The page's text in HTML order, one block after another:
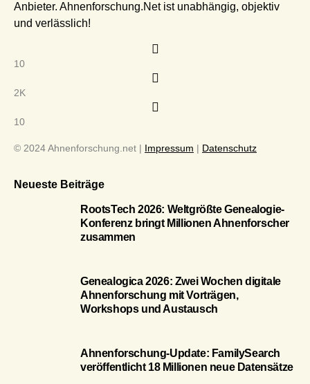
Anbieter. Ahnenforschung.Net ist unabhängig, objektiv
und verlässlich!
10
2K
10
© 2024 Ahnenforschung.net | Impressum | Datenschutz
Neueste Beiträge
RootsTech 2026: Weltgrößte Genealogie-
Konferenz bringt Millionen Ahnenforscher
zusammen
Genealogica 2026: Zwei Wochen digitale
Ahnenforschung mit Vorträgen,
Workshops und Austausch
Ahnenforschung-Update: FamilySearch
veröffentlicht 18 Millionen neue Datensätze